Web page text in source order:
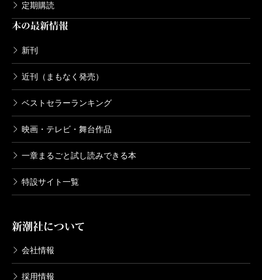
定期購読
本の最新情報
新刊
近刊（まもなく発売）
ベストセラーランキング
映画・テレビ・舞台作品
一章まるごと試し読みできる本
特設サイト一覧
新潮社について
会社情報
採用情報